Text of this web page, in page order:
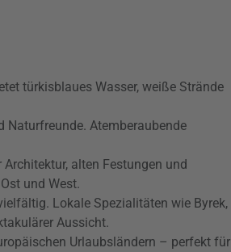
türkisblaues Wasser, weiße Strände
Naturfreunde. Atemberaubende
alten Festungen und
und West.
Lokale Spezialitäten wie Byrek,
Aussicht.
Urlaubsländern – perfekt für